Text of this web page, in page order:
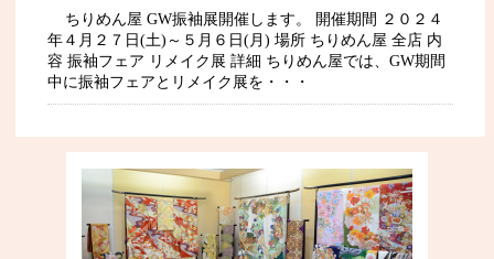
ちりめん屋 GW振袖展開催します。 開催期間 ２０２４
年４月２７日(土)～５月６日(月) 場所 ちりめん屋 全店 内
容 振袖フェア リメイク展 詳細 ちりめん屋では、GW期間
中に振袖フェアとリメイク展を・・・